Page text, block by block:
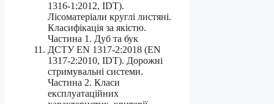
1316-1:2012, IDT).
Лісоматеріали круглі листяні.
Класифікація за якістю.
Частина 1. Дуб та бук
ДСТУ EN 1317-2:2018 (EN
1317-2:2010, IDT). Дорожні
стримувальні системи.
Частина 2. Класи
експлуатаційних